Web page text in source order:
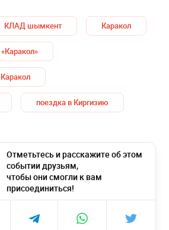
КЛАД шымкент Каракол
поездка в Киргизию
Отметьтесь и расскажите об этом
событии друзьям,
чтобы они смогли к вам
присоединиться!